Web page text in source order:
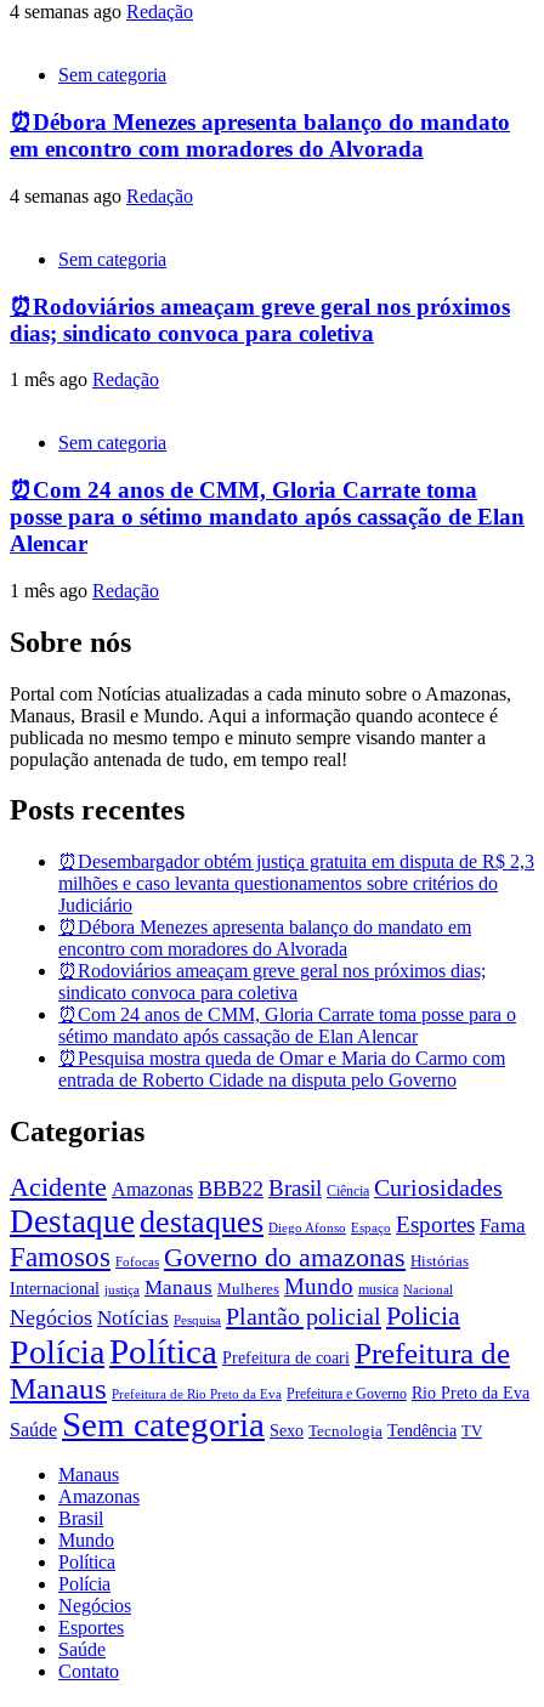
4 semanas ago Redação
Sem categoria
⏰Débora Menezes apresenta balanço do mandato
em encontro com moradores do Alvorada
4 semanas ago Redação
Sem categoria
⏰Rodoviários ameaçam greve geral nos próximos
dias; sindicato convoca para coletiva
1 mês ago Redação
Sem categoria
⏰Com 24 anos de CMM, Gloria Carrate toma
posse para o sétimo mandato após cassação de Elan
Alencar
1 mês ago Redação
Sobre nós
Portal com Notícias atualizadas a cada minuto sobre o Amazonas,
Manaus, Brasil e Mundo. Aqui a informação quando acontece é
publicada no mesmo tempo e minuto sempre visando manter a
população antenada de tudo, em tempo real!
Posts recentes
⏰Desembargador obtém justiça gratuita em disputa de R$ 2,3
milhões e caso levanta questionamentos sobre critérios do
Judiciário
⏰Débora Menezes apresenta balanço do mandato em
encontro com moradores do Alvorada
⏰Rodoviários ameaçam greve geral nos próximos dias;
sindicato convoca para coletiva
⏰Com 24 anos de CMM, Gloria Carrate toma posse para o
sétimo mandato após cassação de Elan Alencar
⏰Pesquisa mostra queda de Omar e Maria do Carmo com
entrada de Roberto Cidade na disputa pelo Governo
Categorias
Acidente Amazonas BBB22 Brasil Ciência Curiosidades
Destaque destaques Diego Afonso Espaço Esportes Fama
Famosos Fofocas Governo do amazonas Histórias
Internacional justiça Manaus Mulheres Mundo musica Nacional
Negócios Notícias Pesquisa Plantão policial Policia
PolíciaPolítica Prefeitura de coari Prefeitura de
Manaus Prefeitura de Rio Preto da Eva Prefeitura e Governo Rio Preto da Eva
Saúde Sem categoria Sexo Tecnologia Tendência TV
Manaus
Amazonas
Brasil
Mundo
Política
Polícia
Negócios
Esportes
Saúde
Contato